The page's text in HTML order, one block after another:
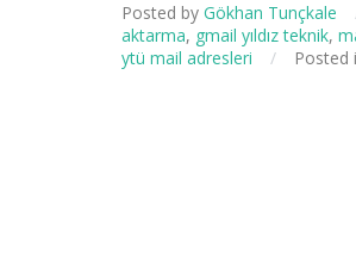
Posted by Gökhan Tunçkale
aktarma, gmail yıldız teknik,
ytü mail adresleri
/ Posted